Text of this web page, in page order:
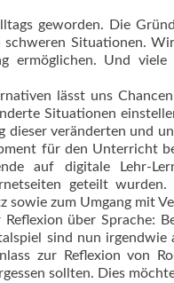
geworden. Die
Situationen.
ermöglichen. Und
lässt uns
Situationen
dieser veränderten und
für den Unterricht
auf digitale Lehr-
geteilt
sowie zum Umgang mit
über Sprache:
sind nun
zur Reflexion von
sollten. Dies